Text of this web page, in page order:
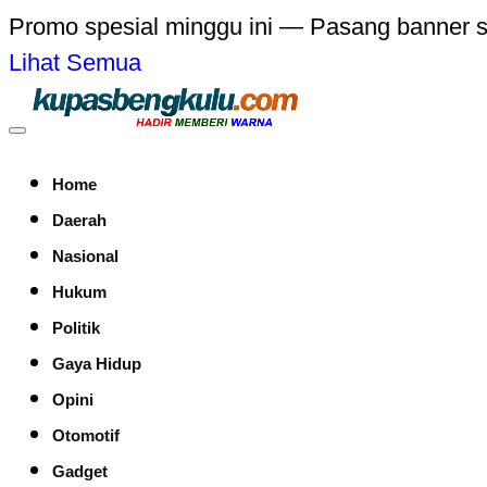
Promo spesial minggu ini — Pasang banner
Lihat Semua
Home
Daerah
Nasional
Hukum
Politik
Gaya Hidup
Opini
Otomotif
Gadget